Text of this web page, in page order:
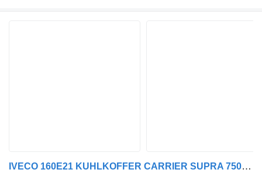
IVECO 160E21 KUHLKOFFER CARRIER SUPRA 750 LBW LUFT